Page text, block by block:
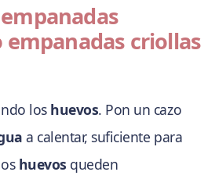
criollas
los huevos. Pon un cazo
a calentar, suficiente para
huevos queden